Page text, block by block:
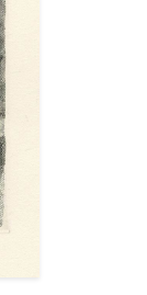
su invito
oggi”,
Galleria
III Biennale